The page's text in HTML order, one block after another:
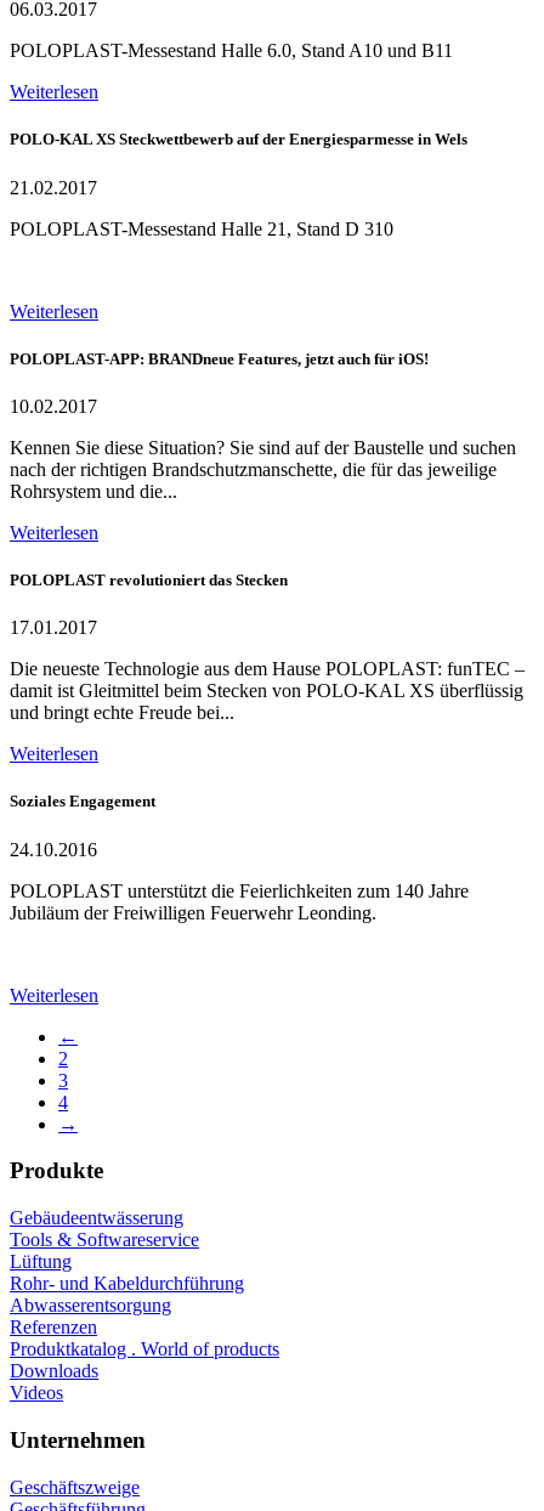
06.03.2017
POLOPLAST-Messestand Halle 6.0, Stand A10 und B11
Weiterlesen
POLO-KAL XS Steckwettbewerb auf der Energiesparmesse in Wels
21.02.2017
POLOPLAST-Messestand Halle 21, Stand D 310
Weiterlesen
POLOPLAST-APP: BRANDneue Features, jetzt auch für iOS!
10.02.2017
Kennen Sie diese Situation? Sie sind auf der Baustelle und suchen
nach der richtigen Brandschutzmanschette, die für das jeweilige
Rohrsystem und die...
Weiterlesen
POLOPLAST revolutioniert das Stecken
17.01.2017
Die neueste Technologie aus dem Hause POLOPLAST: funTEC –
damit ist Gleitmittel beim Stecken von POLO-KAL XS überflüssig
und bringt echte Freude bei...
Weiterlesen
Soziales Engagement
24.10.2016
POLOPLAST unterstützt die Feierlichkeiten zum 140 Jahre
Jubiläum der Freiwilligen Feuerwehr Leonding.
Weiterlesen
←
2
3
4
→
Produkte
Gebäudeentwässerung
Tools & Softwareservice
Lüftung
Rohr- und Kabeldurchführung
Abwasserentsorgung
Referenzen
Produktkatalog . World of products
Downloads
Videos
Unternehmen
Geschäftszweige